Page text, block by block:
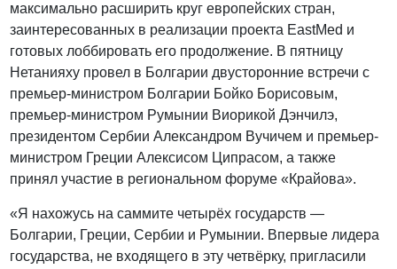
максимально расширить круг европейских стран,
заинтересованных в реализации проекта EastMed и
готовых лоббировать его продолжение. В пятницу
Нетанияху провел в Болгарии двусторонние встречи с
премьер-министром Болгарии Бойко Борисовым,
премьер-министром Румынии Виорикой Дэнчилэ,
президентом Сербии Александром Вучичем и премьер-
министром Греции Алексисом Ципрасом, а также
принял участие в региональном форуме «Крайова».
«Я нахожусь на саммите четырёх государств —
Болгарии, Греции, Сербии и Румынии. Впервые лидера
государства, не входящего в эту четвёрку, пригласили